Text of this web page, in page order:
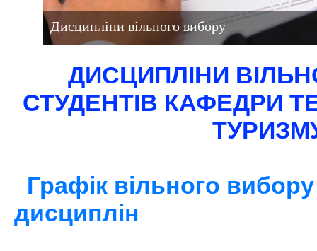
Дисципліни вільного вибору
ДИСЦИПЛІНИ
СТУДЕНТІВ КАФЕДРИ
Графік вільного
дисциплін